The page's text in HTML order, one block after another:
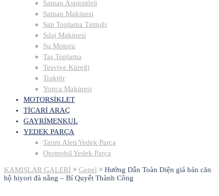
Saman Aspiratörü
Saman Makinesi
Sap Toplama Tırmığı
Sılaj Makinesi
Su Motoru
Taş Toplama
Tesviye Küreği
Traktör
Yonca Makinesi
MOTORSİKLET
TİCARİ ARAÇ
GAYRİMENKUL
YEDEK PARÇA
Tarım Aleti Yedek Parça
Otomobil Yedek Parça
KAMIŞLAR GALERİ > Genel > Hướng Dẫn Toàn Diện giá bán căn
hộ hiyori đà nẵng – Bí Quyết Thành Công